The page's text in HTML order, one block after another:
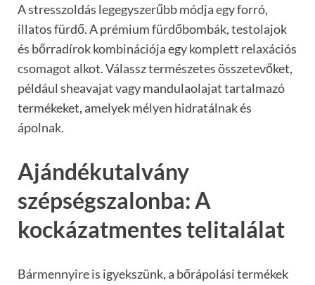
A stresszoldás legegyszerűbb módja egy forró,
illatos fürdő. A prémium fürdőbombák, testolajok
és bőrradírok kombinációja egy komplett relaxációs
csomagot alkot. Válassz természetes összetevőket,
például sheavajat vagy mandulaolajat tartalmazó
termékeket, amelyek mélyen hidratálnak és
ápolnak.
Ajándékutalvány
szépségszalonba: A
kockázatmentes telitalálat
Bármennyire is igyekszünk, a bőrápolási termékek